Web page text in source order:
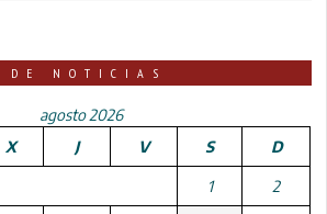
DE NOTICIAS
agosto 2026
X J V S D
1 2